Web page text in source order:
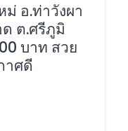
อ.ท่าวังผา
ต.ศรีภูมิ
บาท สวย
าศดี